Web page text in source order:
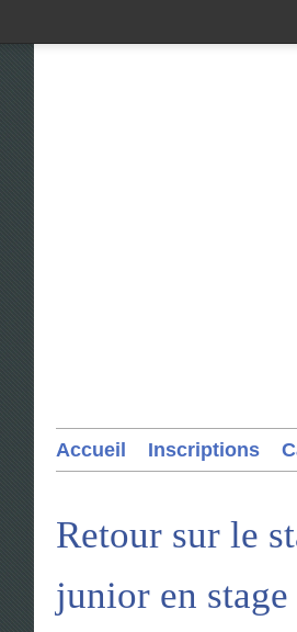
Accueil Inscriptions
Retour sur le
junior en